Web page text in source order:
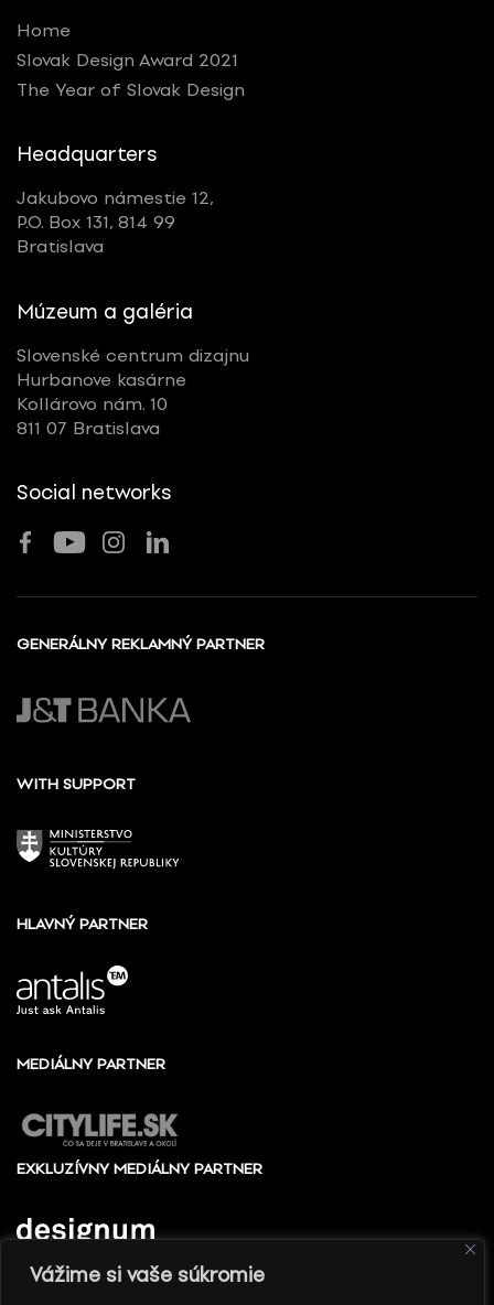
Vážime si vaše súkromie
Home
Slovak Design Award 2021
The Year of Slovak Design
Headquarters
Jakubovo námestie 12,
P.O. Box 131, 814 99
Bratislava
Múzeum a galéria
Slovenské centrum dizajnu
Hurbanove kasárne
Kollárovo nám. 10
811 07 Bratislava
Social networks
GENERÁLNY REKLAMNÝ PARTNER
WITH SUPPORT
HLAVNÝ PARTNER
MEDIÁLNY PARTNER
EXKLUZÍVNY MEDIÁLNY PARTNER